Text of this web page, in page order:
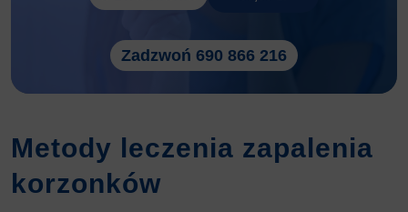
Zadzwoń 690 866 216
Metody leczenia zapalenia
korzonków